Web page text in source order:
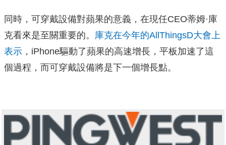
同時，可穿戴設備對蘋果的意義，在現任CEO蒂姆·庫
克看來是至關重要的。 庫克在今年的AllThingsD大會上
表示 ，iPhone驅動了蘋果的高速增長，平板加速了這
個過程，而可穿戴設備將是下一個增長點。